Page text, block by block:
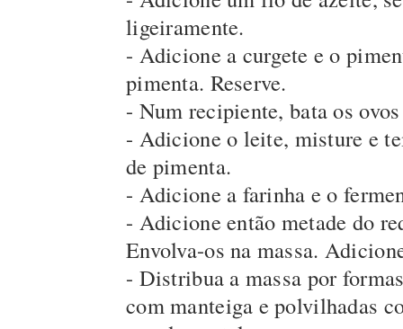
ligeiramente.
- Adicione a curgete e o
pimenta. Reserve.
- Num recipiente, bata os
- Adicione o leite, misture e
de pimenta.
- Adicione a farinha e o
- Adicione então metade do
Envolva-os na massa.
- Distribua a massa por
com manteiga e polvilhadas